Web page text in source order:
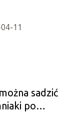
11
sadzić
po